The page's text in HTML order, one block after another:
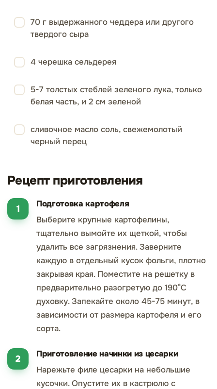
70 г выдержанного чеддера или другого
твердого сыра
4 черешка сельдерея
5-7 толстых стеблей зеленого лука, только
белая часть, и 2 см зеленой
сливочное масло соль, свежемолотый
черный перец
Рецепт приготовления
Подготовка картофеля
Выберите крупные картофелины,
тщательно вымойте их щеткой, чтобы
удалить все загрязнения. Заверните
каждую в отдельный кусок фольги, плотно
закрывая края. Поместите на решетку в
предварительно разогретую до 190°C
духовку. Запекайте около 45-75 минут, в
зависимости от размера картофеля и его
сорта.
Приготовление начинки из цесарки
Нарежьте филе цесарки на небольшие
кусочки. Опустите их в кастрюлю с